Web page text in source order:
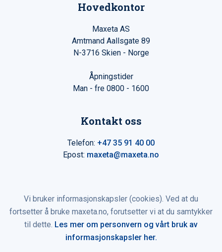
Hovedkontor
Maxeta AS
Amtmand Aallsgate 89
N-3716 Skien - Norge
Åpningstider
Man - fre 0800 - 1600
Kontakt oss
Telefon: +47 35 91 40 00
Epost: maxeta@maxeta.no
Vi bruker informasjonskapsler (cookies). Ved at du
fortsetter å bruke maxeta.no, forutsetter vi at du samtykker
til dette. Les mer om personvern og vårt bruk av
informasjonskapsler her.